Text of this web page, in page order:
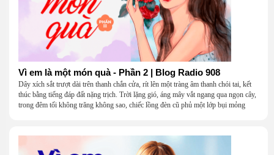
Vì em là một món quà - Phần 2 | Blog Radio 908
Dây xích sắt trượt dài trên thanh chắn cửa, rít lên một tràng âm thanh chói tai, kết
thúc bằng tiếng đáp đất nặng trịch. Trời lặng gió, áng mây vắt ngang qua ngọn cây,
trong đêm tối không trăng không sao, chiếc lồng đèn cũ phủ một lớp bụi mỏng